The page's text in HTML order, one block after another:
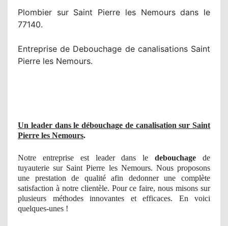
Plombier sur Saint Pierre les Nemours dans le
77140.
Entreprise de Debouchage de canalisations Saint
Pierre les Nemours.
Un leader dans le débouchage de canalisation sur Saint
Pierre les Nemours.
Notre entreprise est leader dans ledebouchage de
tuyauterie sur Saint Pierre les Nemours. Nous proposons
une prestation de qualité afin dedonner une complète
satisfaction à notre clientèle. Pour ce faire, nous misons sur
plusieurs méthodes innovantes et efficaces. En voici
quelques-unes !